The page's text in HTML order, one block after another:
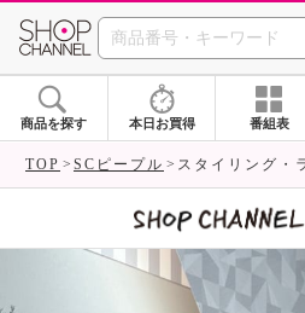
SHOP
商品を探す 本日お買得 番組表
TOP SCピープル スタイリング・